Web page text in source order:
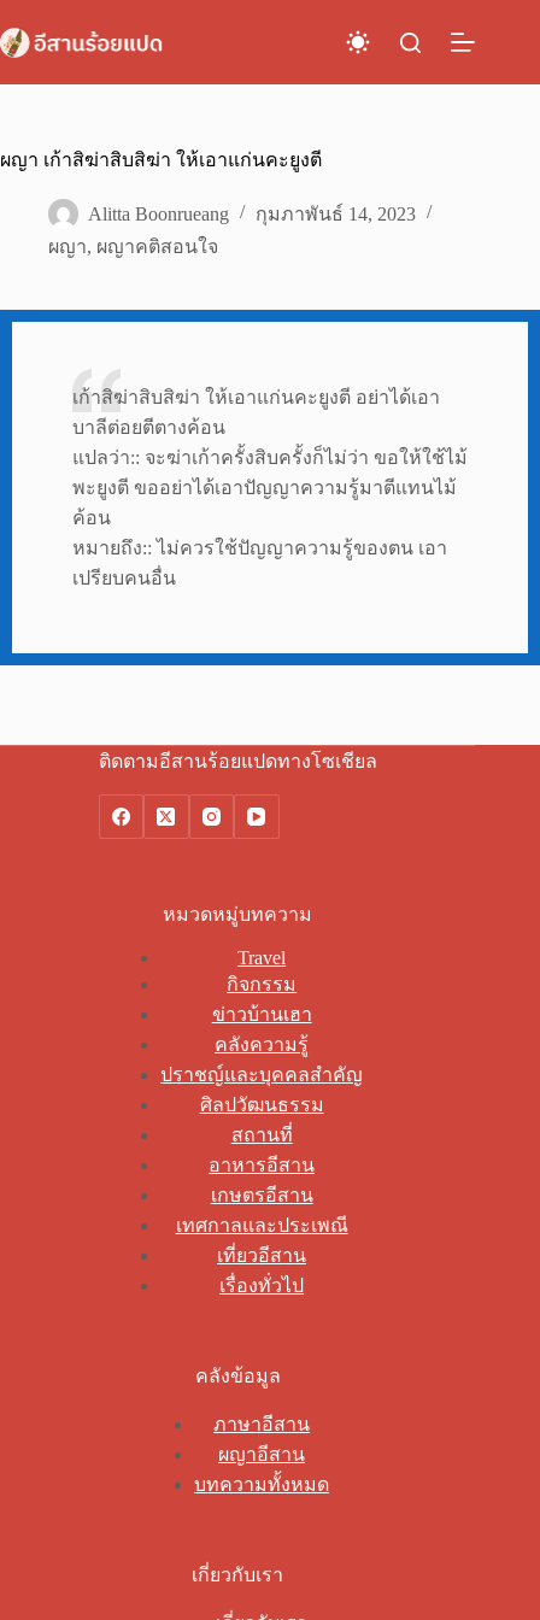
to
content
ผญา เก้าสิฆ่าสิบสิฆ่า ให้เอาแก่นคะยูงตี
Alitta Boonrueang
กุมภาพันธ์ 14, 2023
ผญา, ผญาคติสอนใจ
เก้าสิฆ่าสิบสิฆ่า ให้เอาแก่นคะยูงตี อย่าได้เอา
บาลีต่อยตีตางค้อน
แปลว่า:: จะฆ่าเก้าครั้งสิบครั้งก็ไม่ว่า ขอให้ใช้ไม้
พะยูงตี ขออย่าได้เอาปัญญาความรู้มาตีแทนไม้
ค้อน
หมายถึง:: ไม่ควรใช้ปัญญาความรู้ของตน เอา
เปรียบคนอื่น
ติดตามอีสานร้อยแปดทางโซเชียล
หมวดหมู่บทความ
Travel
กิจกรรม
ข่าวบ้านเฮา
คลังความรู้
ปราชญ์และบุคคลสำคัญ
ศิลปวัฒนธรรม
สถานที่
อาหารอีสาน
เกษตรอีสาน
เทศกาลและประเพณี
เที่ยวอีสาน
เรื่องทั่วไป
คลังข้อมูล
ภาษาอีสาน
ผญาอีสาน
บทความทั้งหมด
เกี่ยวกับเรา